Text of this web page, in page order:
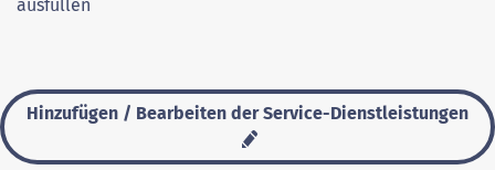
ausfüllen
Hinzufügen / Bearbeiten der Service-Dienstleistungen